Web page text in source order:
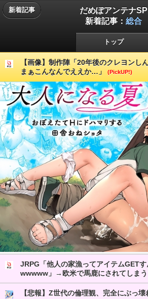
新着記事
だめぽアンテナSP
新着記事： 総合
トップ
【画像】制作陣「20年後のクレヨンし
まぁこんなんでええか…」
(PickUP!)
JRPG「他人の家漁ってアイテムGET
wwwww」→欧米で馬鹿にされてしまう
【悲報】Z世代の倫理観、完全にぶっ壊